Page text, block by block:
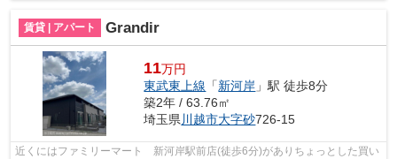
賃貸 | アパート Grandir
11万円
東武東上線 「新河岸 」駅 徒歩8分
築2年 / 63.76㎡
埼玉県川越市大字砂726-15
近くにはファミリーマート 新河岸駅前店(徒歩6分)がありちょっとした買い